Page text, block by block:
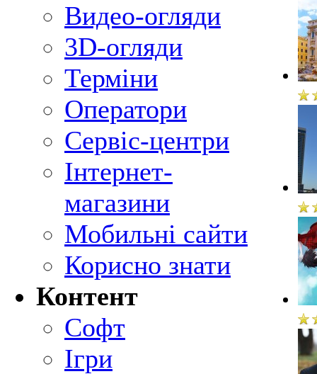
Видео-огляди
3D-огляди
Терміни
Оператори
Сервіс-центри
Інтернет-
магазини
Мобильні сайти
Корисно знати
Контент
Софт
Ігри